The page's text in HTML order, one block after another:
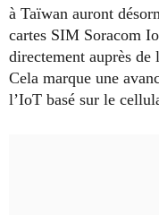
à Taïwan auront
cartes SIM Soracom
directement auprès
Cela marque une
l’IoT basé sur le